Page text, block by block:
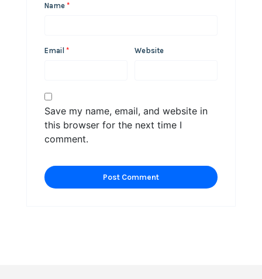
Name *
Email * Website
Save my name, email, and website in
this browser for the next time I
comment.